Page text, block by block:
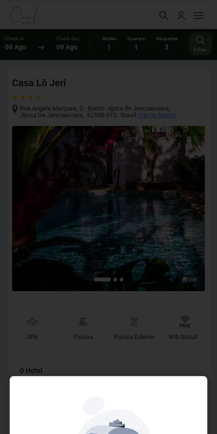
Check-In
08 Ago
Check-Out
09 Ago
Noites
1
Quartos
1
Hóspedes
2 Editar
Casa Lô Jeri
Rua Angela Marques, 2 - Bairro: Jijoca de Jericoacoara,
Jijoca De Jericoacoara, 62598-973, Brasil (Ver no Mapa)
106
SPA Piscina Piscina Exterior Wifi Gratuito
O Hotel
Praia Principal, cada momento aqui é uma promessa de